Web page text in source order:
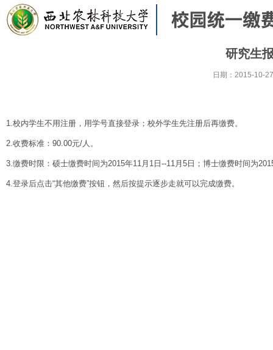
研究生
日期：2015-10-
1.校内学生不用注册，用学号直接登录；校外学生先注册后再缴费。
2.收费标准：90.00元/人。
3.缴费时限：硕士缴费时间为2015年11月1日--11月5日；博士缴费时间为
4.登录后点击“其他缴费”按钮，然后按提示逐步走就可以完成缴费。